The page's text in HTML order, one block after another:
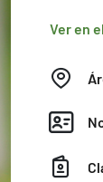
Ver en